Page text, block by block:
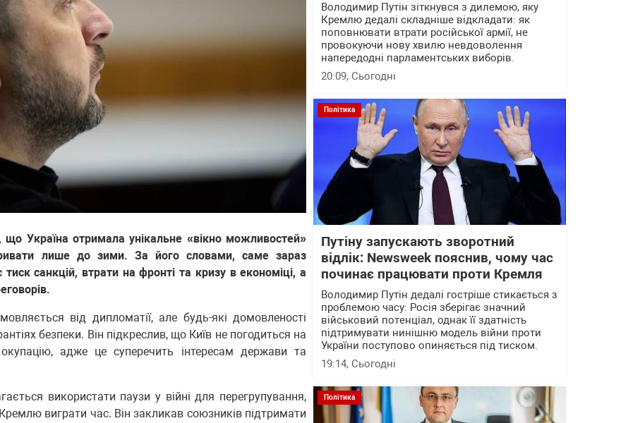
Україна отримала унікальне «вікно можливостей»
лише до зими. За його словами, саме зараз
санкцій, втрати на фронті та кризу в економіці, а
від дипломатії, але будь-які домовленості
безпеки. Він підкреслив, що Київ не погодиться на
адже це суперечить інтересам держави та
використати паузи у війні для перегрупування,
виграти час. Він закликав союзників підтримати
Володимир Путін зіткнувся з дилемою, яку
Кремлю дедалі складніше відкладати: як
поповнювати втрати російської армії, не
провокуючи нову хвилю невдоволення
напередодні парламентських виборів.
20:09, Сьогодні
Політика
Путіну запускають зворотний
відлік: Newsweek пояснив, чому час
починає працювати проти Кремля
Володимир Путін дедалі гостріше стикається з
проблемою часу: Росія зберігає значний
військовий потенціал, однак її здатність
підтримувати нинішню модель війни проти
України поступово опиняється під тиском.
19:14, Сьогодні
Політика